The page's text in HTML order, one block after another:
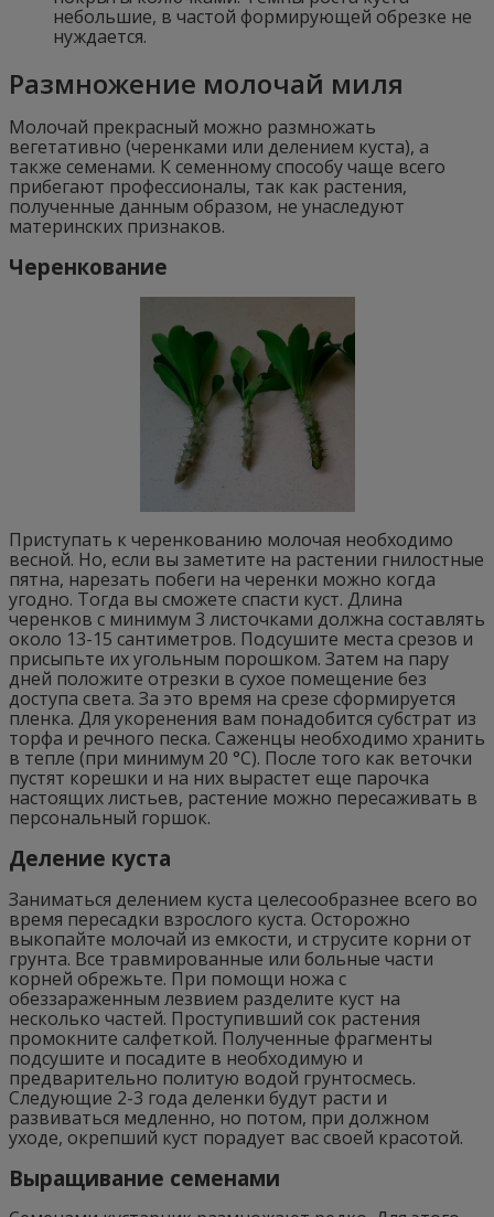
небольшие, в частой формирующей обрезке не
нуждается.
Размножение молочай миля
Молочай прекрасный можно размножать
вегетативно (черенками или делением куста), а
также семенами. К семенному способу чаще всего
прибегают профессионалы, так как растения,
полученные данным образом, не унаследуют
материнских признаков.
Черенкование
Приступать к черенкованию молочая необходимо
весной. Но, если вы заметите на растении гнилостные
пятна, нарезать побеги на черенки можно когда
угодно. Тогда вы сможете спасти куст. Длина
черенков с минимум 3 листочками должна составлять
около 13-15 сантиметров. Подсушите места срезов и
присыпьте их угольным порошком. Затем на пару
дней положите отрезки в сухое помещение без
доступа света. За это время на срезе сформируется
пленка. Для укоренения вам понадобится субстрат из
торфа и речного песка. Саженцы необходимо хранить
в тепле (при минимум 20 °C). После того как веточки
пустят корешки и на них вырастет еще парочка
настоящих листьев, растение можно пересаживать в
персональный горшок.
Деление куста
Заниматься делением куста целесообразнее всего во
время пересадки взрослого куста. Осторожно
выкопайте молочай из емкости, и струсите корни от
грунта. Все травмированные или больные части
корней обрежьте. При помощи ножа с
обеззараженным лезвием разделите куст на
несколько частей. Проступивший сок растения
промокните салфеткой. Полученные фрагменты
подсушите и посадите в необходимую и
предварительно политую водой грунтосмесь.
Следующие 2-3 года деленки будут расти и
развиваться медленно, но потом, при должном
уходе, окрепший куст порадует вас своей красотой.
Выращивание семенами